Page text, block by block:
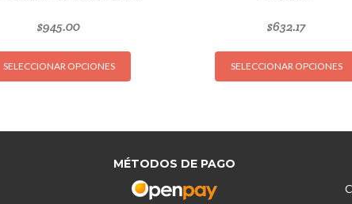
$945.00
SELECCIONAR OPCIONES
Este
opciones
se
$632.17
SELECCIONAR OPCIONES
MÉTODOS DE PAGO